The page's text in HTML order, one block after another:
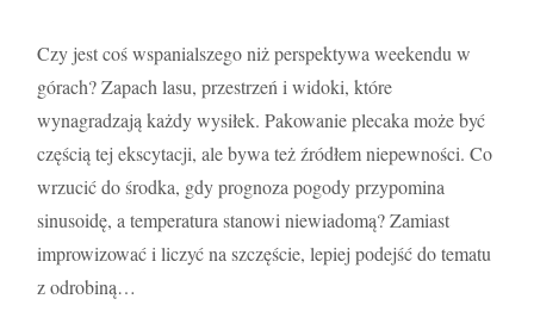
Czy jest coś wspanialszego niż perspektywa weekendu w
górach? Zapach lasu, przestrzeń i widoki, które
wynagradzają każdy wysiłek. Pakowanie plecaka może być
częścią tej ekscytacji, ale bywa też źródłem niepewności. Co
wrzucić do środka, gdy prognoza pogody przypomina
sinusoidę, a temperatura stanowi niewiadomą? Zamiast
improwizować i liczyć na szczęście, lepiej podejść do tematu
z odrobiną…